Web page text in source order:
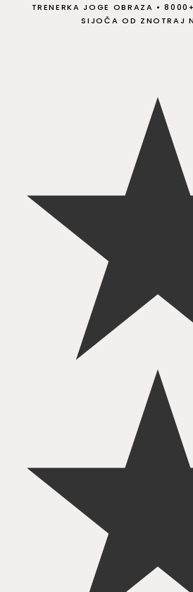
TRENERKA JOGE OBRAZA •
SIJOČA OD ZNOTRAJ